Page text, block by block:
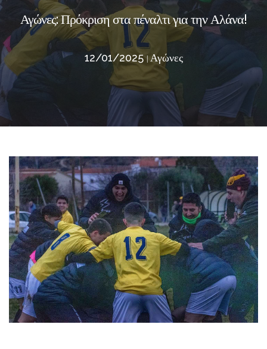
Αγώνες: Πρόκριση στα πέναλτι για την Αλάνα!
12/01/2025 Αγώνες